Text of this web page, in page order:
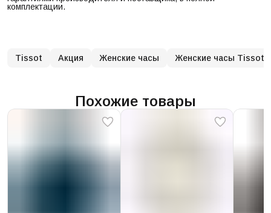
комплектации.
Tissot Акция Женские часы Женские часы Tissot
Похожие товары